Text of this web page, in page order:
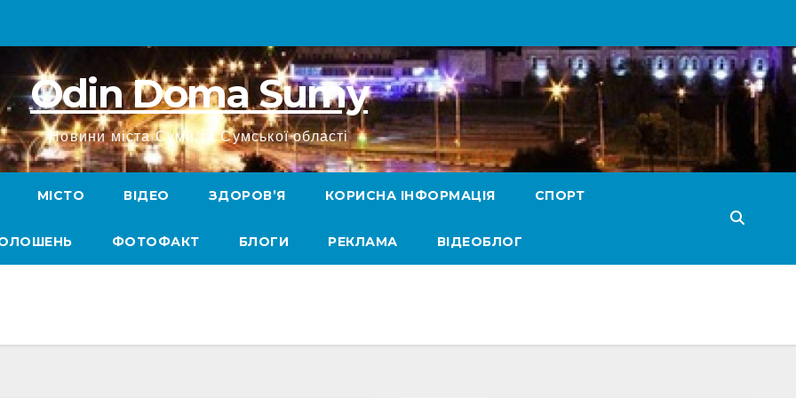
Odin Doma Sumy
Новини міста Суми та Сумської області
МІСТО ВІДЕО ЗДОРОВ’Я КОРИСНА ІНФОРМАЦІЯ СПОРТ
ФОТОФАКТ БЛОГИ РЕКЛАМА ВІДЕОБЛОГ